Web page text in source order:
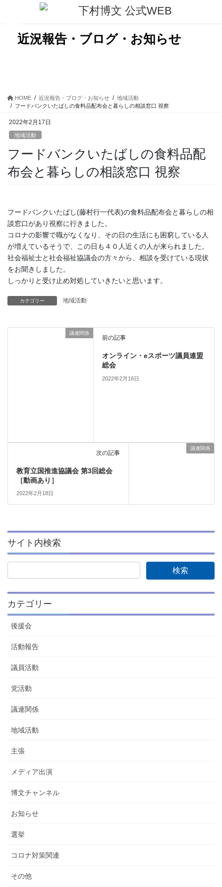
近況報告・ブログ・お知らせ
HOME 近況報告・ブログ・お知らせ
地域活動
フードバンクいたばしの食料品配布会と暮らしの相談窓口 視察
2022年2月17日
地域活動
フードバンクいたばしの食料品配
布会と暮らしの相談窓口 視察
フードバンクいたばし(藤村行一代表)の食料品配布会と暮らしの相
談窓口があり視察に行きました。
コロナの影響で職がなくなり、その日の生活にも困窮している人
が増えているそうで、この日も４０人近くの人が来られました。
社会福祉士と社会福祉協議会の方々から、相談を受けている現状
をお聞きしました。
しっかりと受け止め対処していきたいと思います。
カテゴリー 地域活動
議連関係
前の記事
オンライン・eスポーツ議員連盟
総会
2022年2月16日
議連関係
次の記事
教育立国推進協議会 第3回総会
［動画あり］
2022年2月18日
サイト内検索
カテゴリー
後援会
活動報告
議員活動
党活動
議連関係
地域活動
主張
メディア出演
博文チャンネル
お知らせ
選挙
コロナ対策関連
その他